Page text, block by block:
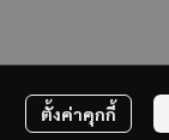
ตั้งค่าคุกกี้